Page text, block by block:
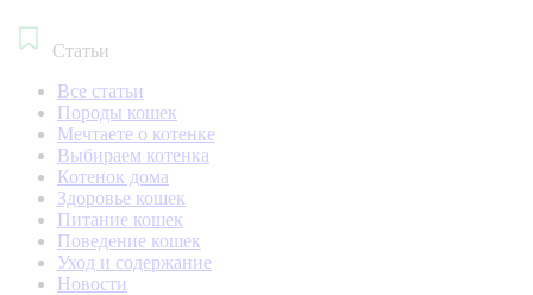
Статьи
Все статьи
Породы кошек
Мечтаете о котенке
Выбираем котенка
Котенок дома
Здоровье кошек
Питание кошек
Поведение кошек
Уход и содержание
Новости